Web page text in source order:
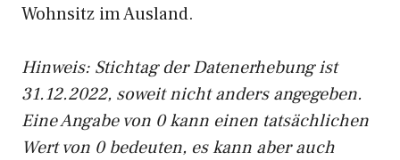
Wohnsitz im Ausland.
Hinweis: Stichtag der Datenerhebung ist
31.12.2022, soweit nicht anders angegeben.
Eine Angabe von 0 kann einen tatsächlichen
Wert von 0 bedeuten, es kann aber auch